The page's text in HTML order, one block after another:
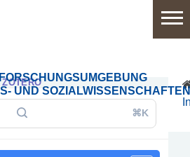
UND SOZIALWISSENSCHAFTEN
ZOTERO
⌘K